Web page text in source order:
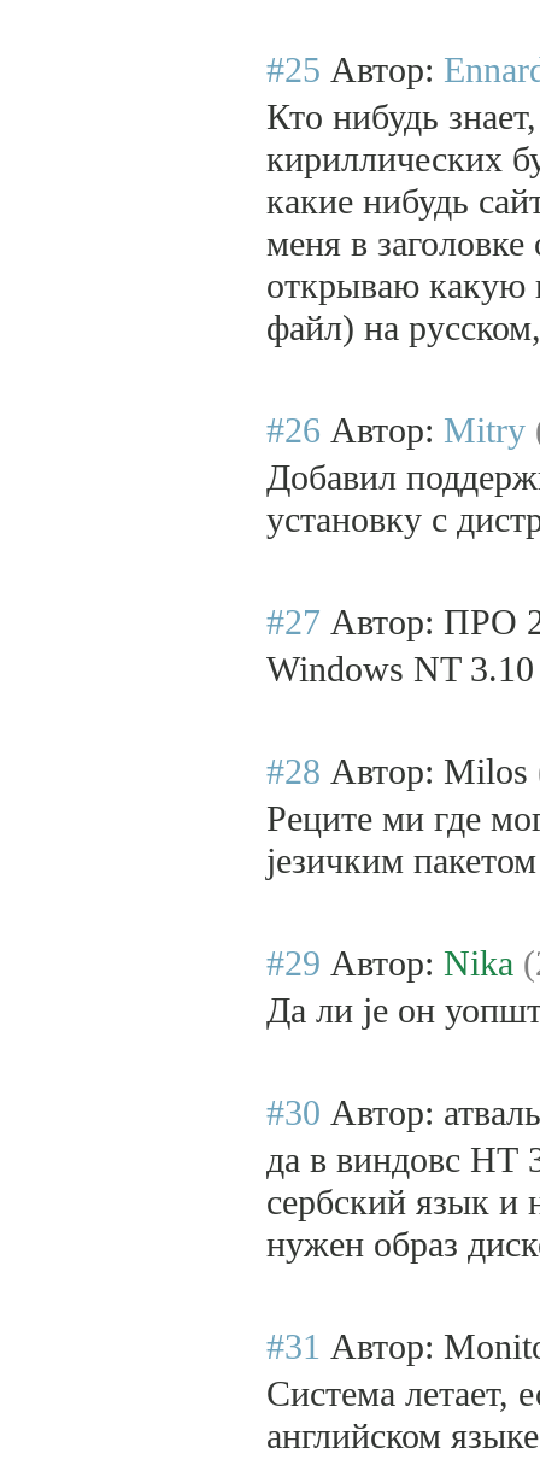
#25 Автор:
Кто нибудь
кириллических
какие нибудь
меня в
открываю какую
файл) на
#26 Автор: Mitry
Добавил
установку с
#27 Автор: ПРО
Windows NT 3.10
#28 Автор: Milos
Реците ми где
језичким
#29 Автор: Nika
Да ли је он
#30 Автор:
да в виндовс НТ
сербский язык и
нужен образ
#31 Автор:
Система летает,
английском